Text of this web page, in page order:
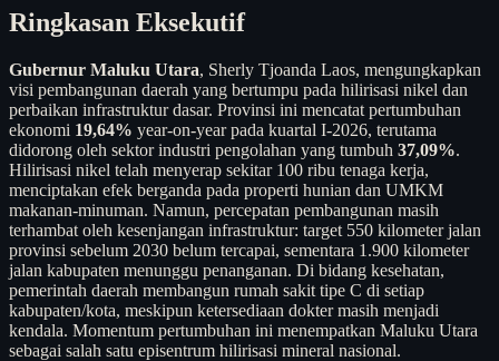
Ringkasan Eksekutif
Gubernur Maluku Utara, Sherly Tjoanda Laos, mengungkapkan
visi pembangunan daerah yang bertumpu pada hilirisasi nikel dan
perbaikan infrastruktur dasar. Provinsi ini mencatat pertumbuhan
ekonomi 19,64% year-on-year pada kuartal I-2026, terutama
didorong oleh sektor industri pengolahan yang tumbuh 37,09%.
Hilirisasi nikel telah menyerap sekitar 100 ribu tenaga kerja,
menciptakan efek berganda pada properti hunian dan UMKM
makanan-minuman. Namun, percepatan pembangunan masih
terhambat oleh kesenjangan infrastruktur: target 550 kilometer jalan
provinsi sebelum 2030 belum tercapai, sementara 1.900 kilometer
jalan kabupaten menunggu penanganan. Di bidang kesehatan,
pemerintah daerah membangun rumah sakit tipe C di setiap
kabupaten/kota, meskipun ketersediaan dokter masih menjadi
kendala. Momentum pertumbuhan ini menempatkan Maluku Utara
sebagai salah satu episentrum hilirisasi mineral nasional.